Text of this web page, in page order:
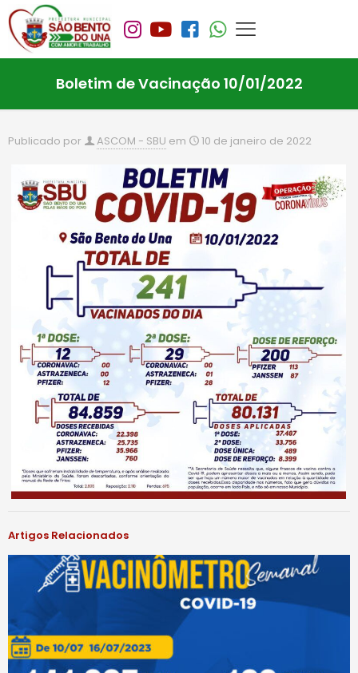
Boletim de Vacinação 10/01/2022
Publicado por ASCOM - SBU em 10 de janeiro de 2022
Artigos Relacionados